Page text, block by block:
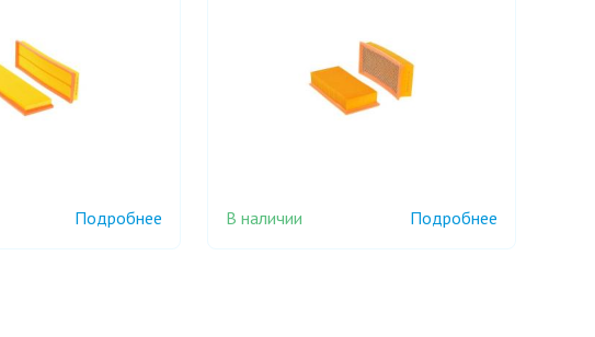
Подробнее В наличии Подробнее